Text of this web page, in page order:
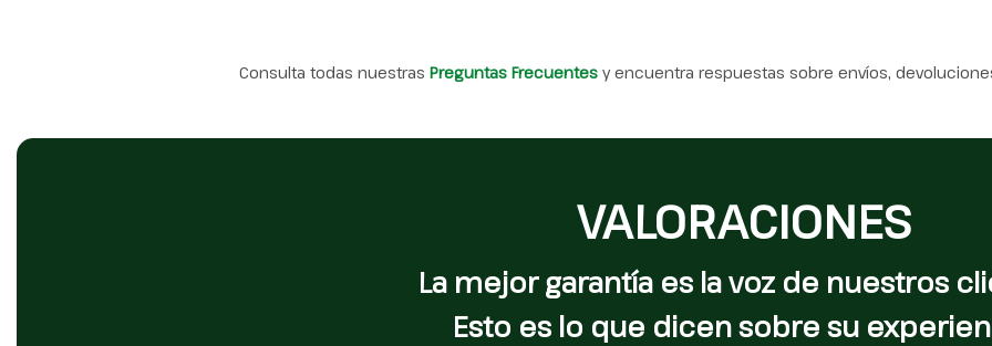
Consulta todas nuestras Preguntas Frecuentes y encuentra respuestas sobre envíos,
VALORACIONES
La mejor garantía es la voz de nuestros
Esto es lo que dicen sobre su